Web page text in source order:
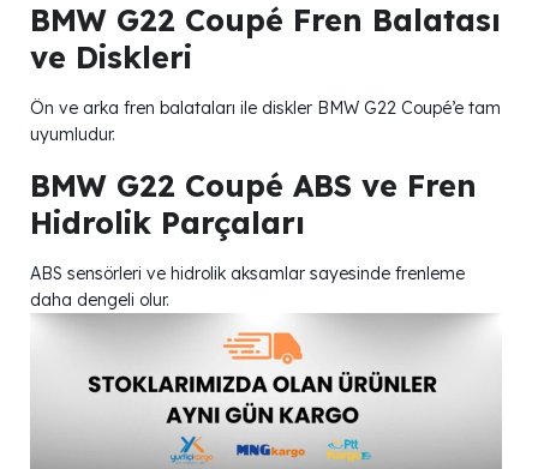
BMW G22 Coupé Fren Balatası
ve Diskleri
Ön ve arka fren balataları ile diskler BMW G22 Coupé’e tam
uyumludur.
BMW G22 Coupé ABS ve Fren
Hidrolik Parçaları
ABS sensörleri ve hidrolik aksamlar sayesinde frenleme
daha dengeli olur.